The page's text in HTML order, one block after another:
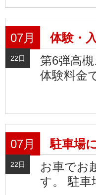
07月 体験・
22日
第6弾高
体験料金
07月 駐車場
22日
お車でお
す。 駐車